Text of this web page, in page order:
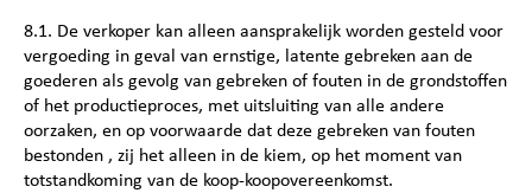
8.1. De verkoper kan alleen aansprakelijk worden gesteld voor
vergoeding in geval van ernstige, latente gebreken aan de
goederen als gevolg van gebreken of fouten in de grondstoffen
of het productieproces, met uitsluiting van alle andere
oorzaken, en op voorwaarde dat deze gebreken van fouten
bestonden , zij het alleen in de kiem, op het moment van
totstandkoming van de koop-koopovereenkomst.